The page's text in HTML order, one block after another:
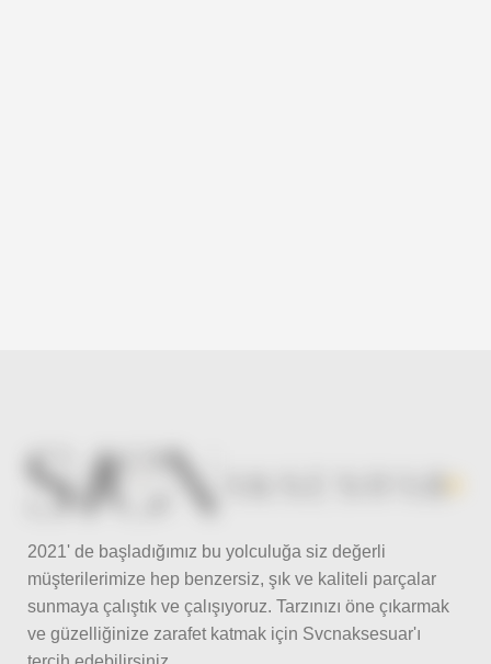
2021' de başladığımız bu yolculuğa siz değerli
müşterilerimize hep benzersiz, şık ve kaliteli parçalar
sunmaya çalıştık ve çalışıyoruz. Tarzınızı öne çıkarmak
ve güzelliğinize zarafet katmak için Svcnaksesuar'ı